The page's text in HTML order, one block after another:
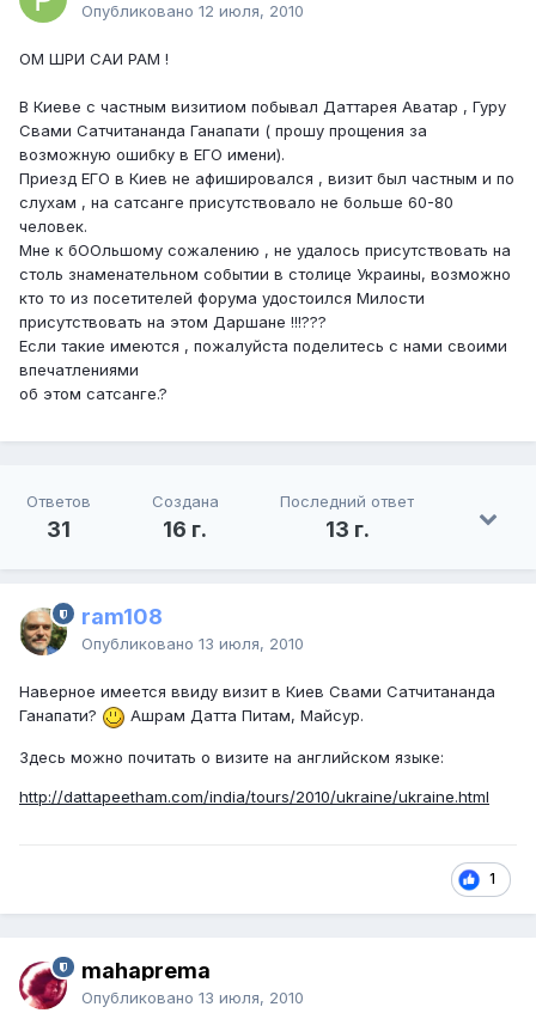
Опубликовано 12 июля, 2010
ОМ ШРИ САИ РАМ !
В Киеве с частным визитиом побывал Даттарея Аватар , Гуру
Свами Сатчитананда Ганапати ( прошу прощения за
возможную ошибку в ЕГО имени).
Приезд ЕГО в Киев не афишировался , визит был частным и по
слухам , на сатсанге присутствовало не больше 60-80
человек.
Мне к бООльшому сожалению , не удалось присутствовать на
столь знаменательном событии в столице Украины, возможно
кто то из посетителей форума удостоился Милости
присутствовать на этом Даршане !!!???
Если такие имеются , пожалуйста поделитесь с нами своими
впечатлениями
об этом сатсанге.?
Ответов
31
Создана
16 г.
Последний ответ
13 г.
ram108
Опубликовано 13 июля, 2010
Наверное имеется ввиду визит в Киев Свами Сатчитананда
Ганапати?
Ашрам Датта Питам, Майсур.
Здесь можно почитать о визите на английском языке:
http://dattapeetham.com/india/tours/2010/ukraine/ukraine.html
1
mahaprema
Опубликовано 13 июля, 2010